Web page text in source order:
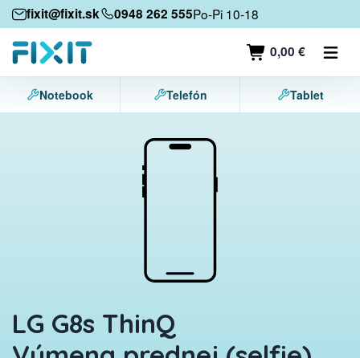
fixit@fixit.sk 0948 262 555Po-Pi 10-18
0,00 €
Mobilné zariadenia
Mobilné telefóny
Tablety
Notebook Telefón Tablet
LG G8s ThinQ